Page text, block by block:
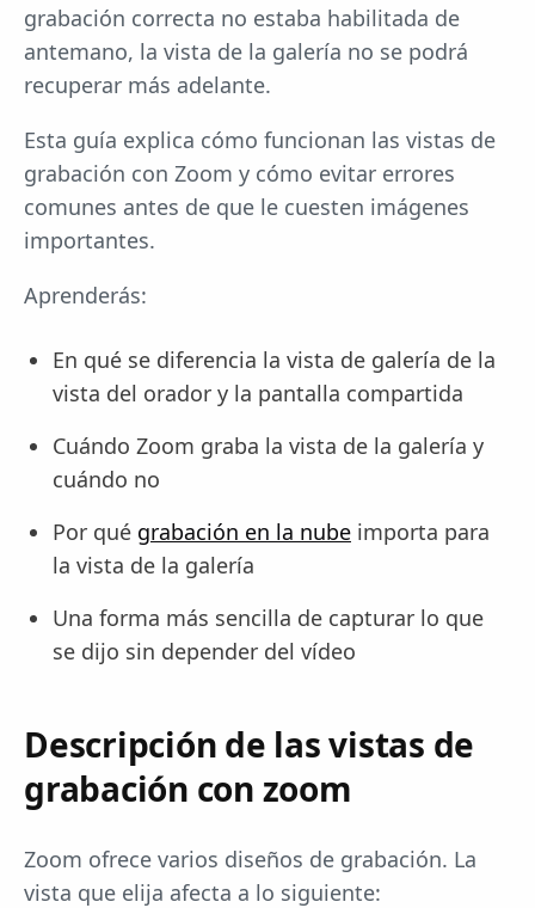
grabación correcta no estaba habilitada de
antemano, la vista de la galería no se podrá
recuperar más adelante.
Esta guía explica cómo funcionan las vistas de
grabación con Zoom y cómo evitar errores
comunes antes de que le cuesten imágenes
importantes.
Aprenderás:
En qué se diferencia la vista de galería de la
vista del orador y la pantalla compartida
Cuándo Zoom graba la vista de la galería y
cuándo no
Por qué grabación en la nube importa para
la vista de la galería
Una forma más sencilla de capturar lo que
se dijo sin depender del vídeo
Descripción de las vistas de
grabación con zoom
Zoom ofrece varios diseños de grabación. La
vista que elija afecta a lo siguiente: